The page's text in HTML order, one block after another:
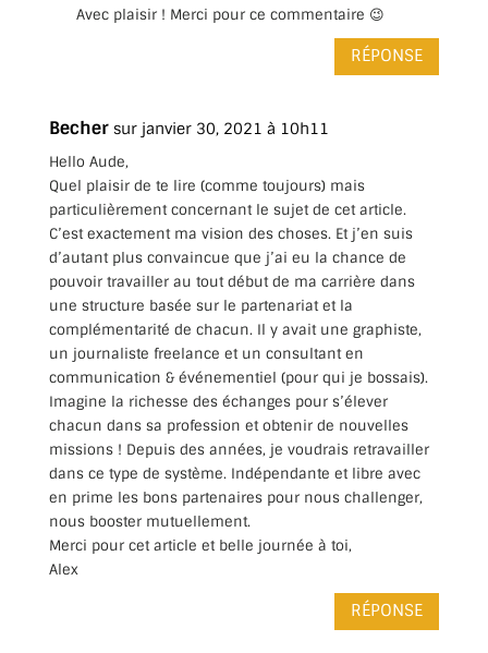
Avec plaisir ! Merci pour ce commentaire 😉
RÉPONSE
Becher sur janvier 30, 2021 à 10h11
Hello Aude,
Quel plaisir de te lire (comme toujours) mais
particulièrement concernant le sujet de cet article.
C’est exactement ma vision des choses. Et j’en suis
d’autant plus convaincue que j’ai eu la chance de
pouvoir travailler au tout début de ma carrière dans
une structure basée sur le partenariat et la
complémentarité de chacun. Il y avait une graphiste,
un journaliste freelance et un consultant en
communication & événementiel (pour qui je bossais).
Imagine la richesse des échanges pour s’élever
chacun dans sa profession et obtenir de nouvelles
missions ! Depuis des années, je voudrais retravailler
dans ce type de système. Indépendante et libre avec
en prime les bons partenaires pour nous challenger,
nous booster mutuellement.
Merci pour cet article et belle journée à toi,
Alex
RÉPONSE